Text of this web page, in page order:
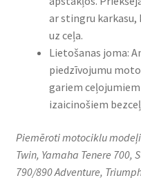
ar stingru
uz ceļa.
Lietošanas joma:
piedzīvojumu
gariem
izaicinošiem
Piemēroti motociklu
Twin, Yamaha Tenere 700,
790/890 Adventure,